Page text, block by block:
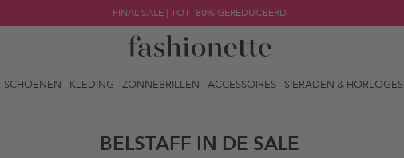
FINAL SALE | TOT -80% GEREDUCEERD
SCHOENEN KLEDING ZONNEBRILLEN ACCESSOIRES SIERADEN & HORLOGES
BELSTAFF IN DE SALE